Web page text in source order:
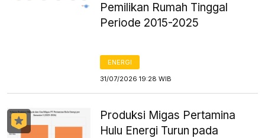
Pemilikan Rumah Tinggal
Periode 2015-2025
ENERGI
31/07/2026 19:28 WIB
Produksi Migas Pertamina
Hulu Energi Turun pada